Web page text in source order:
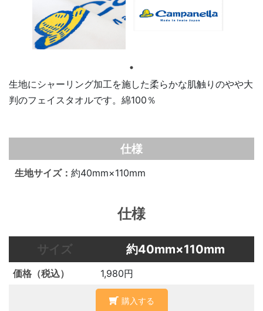
生地にシャーリング加工を施した柔らかな肌触りのやや大
判のフェイスタオルです。綿100％
仕様
生地サイズ： 約40mm×110mm
仕様
約40mm×110mm
1,980円
購入する